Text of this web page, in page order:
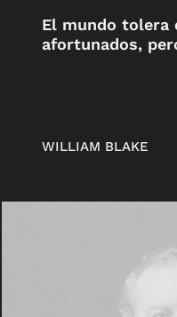
El mundo tolera
afortunados,
WILLIAM BLAKE